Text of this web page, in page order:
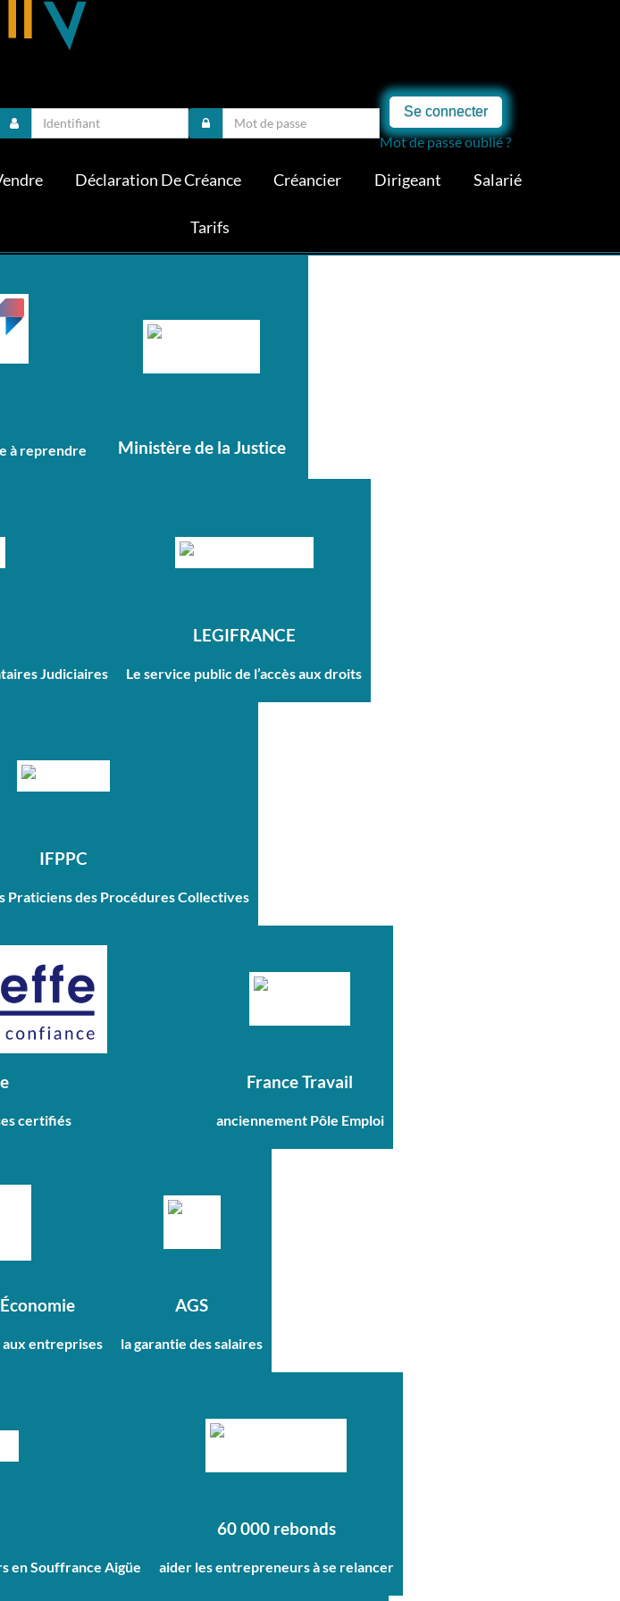
Se connecter
Mot de passe oublié ?
Déclaration De Créance Créancier Dirigeant Salarié
Tarifs
à reprendre Ministère de la Justice
Judiciaires
LEGIFRANCE
Le service public de l’accès aux droits
IFPPC
Praticiens des Procédures Collectives
certifiés
France Travail
anciennement Pôle Emploi
entreprises
AGS
la garantie des salaires
en Souffrance Aigüe
60 000 rebonds
aider les entrepreneurs à se relancer